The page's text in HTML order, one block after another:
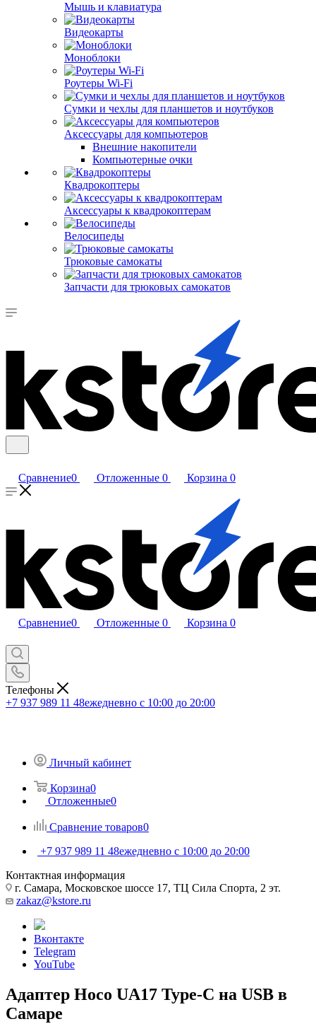
Мышь и клавиатура
Видеокарты
Моноблоки
Роутеры Wi-Fi
Сумки и чехлы для планшетов и ноутбуков
Аксессуары для компьютеров
Внешние накопители
Компьютерные очки
Квадрокоптеры
Аксессуары к квадрокоптерам
Велосипеды
Трюковые самокаты
Запчасти для трюковых самокатов
Сравнение0 Отложенные 0 Корзина 0
Сравнение0 Отложенные 0 Корзина 0
Телефоны
+7 937 989 11 48ежедневно с 10:00 до 20:00
Личный кабинет
Корзина0
Отложенные0
Сравнение товаров0
+7 937 989 11 48ежедневно с 10:00 до 20:00
Контактная информация
г. Самара, Московское шоссе 17, ТЦ Сила Спорта, 2 эт.
zakaz@kstore.ru
Вконтакте
Telegram
YouTube
Адаптер Hoco UA17 Type-C на USB в
Самаре